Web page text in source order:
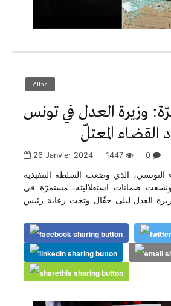
عدالة
وزيرة العدل في تونس
المعتلّ
26 Janvier 2024 1447 0
التونسي، الذي وضعت السلطة التنفيذية
ضمانات استقلاليته، مستمرّة في
العدل ليلى جفّال وتحت رعاية رئيس